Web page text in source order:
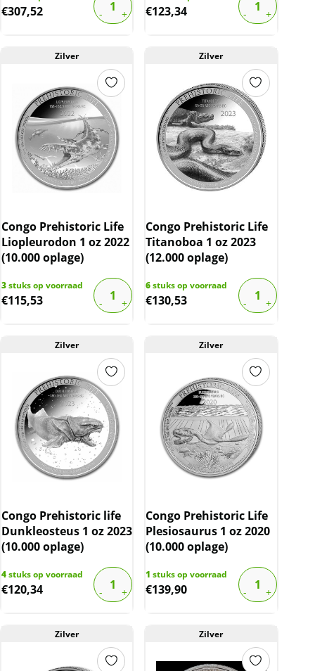
€307,52 €123,34
Zilver
Congo Prehistoric Life
Liopleurodon 1 oz 2022
(10.000 oplage)
3stuks op voorraad
€115,53
Zilver
Congo Prehistoric Life
Titanoboa 1 oz 2023
(12.000 oplage)
6stuks op voorraad
€130,53
Zilver
Congo Prehistoric life
Dunkleosteus 1 oz 2023
(10.000 oplage)
4stuks op voorraad
€120,34
Zilver
Congo Prehistoric Life
Plesiosaurus 1 oz 2020
(10.000 oplage)
1 stuks op voorraad
€139,90
Zilver Zilver